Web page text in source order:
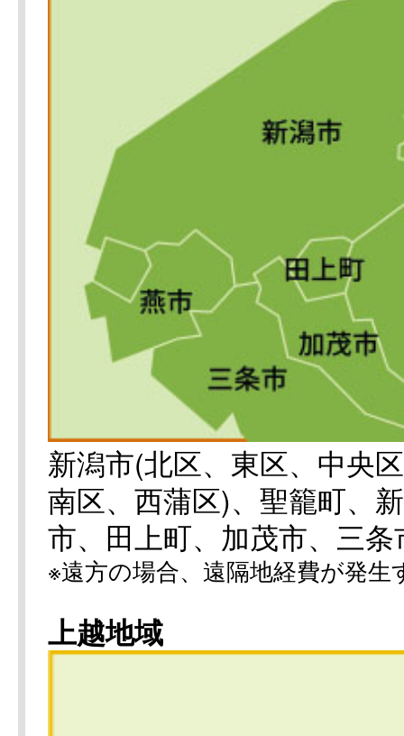
新潟市(北区、東区、中央
南区、西蒲区)、聖籠町、
市、田上町、加茂市、三
※遠方の場合、遠隔地経費が発
上越地域